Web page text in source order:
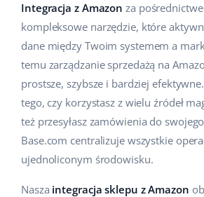
Integracja z Amazon za
kompleksowe narzędzie, które
dane między Twoim systemem a
temu zarządzanie sprzedażą na
prostsze, szybsze i bardziej
tego, czy korzystasz z wielu źródeł
też przesyłasz zamówienia do
Base.com centralizuje wszystkie
ujednoliconym środowisku.
Nasza integracja sklepu z Amazon